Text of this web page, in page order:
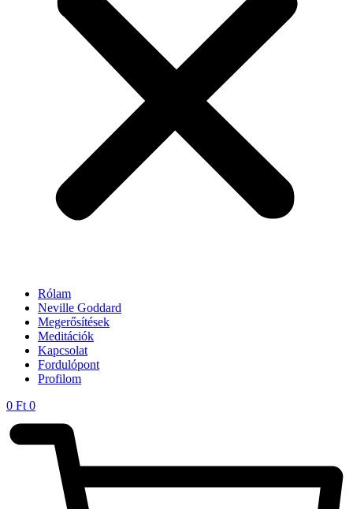
Rólam
Neville Goddard
Megerősítések
Meditációk
Kapcsolat
Fordulópont
Profilom
0 Ft 0